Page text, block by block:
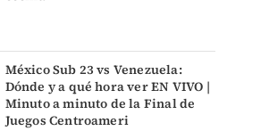
México Sub 23 vs Venezuela:
Dónde y a qué hora ver EN VIVO |
Minuto a minuto de la Final de
Juegos Centroameri